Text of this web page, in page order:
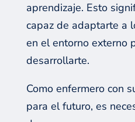
aprendizaje. Esto
capaz de adaptarte a
en el entorno externo
desarrollarte.
Como enfermero con
para el futuro, es